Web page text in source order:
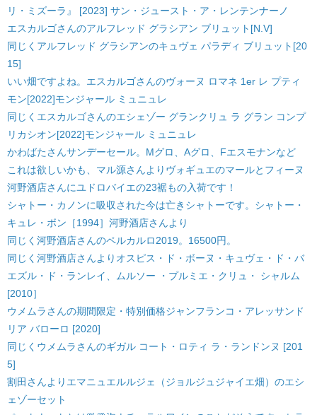
リ・ミズーラ』 [2023] サン・ジュースト・ア・レンテンナーノ
エスカルゴさんのアルフレッド グラシアン ブリュット[N.V]
同じくアルフレッド グラシアンのキュヴェ パラディ ブリュット[20
15]
いい畑ですよね。エスカルゴさんのヴォーヌ ロマネ 1er レ プティ
モン[2022]モンジャール ミュニュレ
同じくエスカルゴさんのエシェゾー グランクリュ ラ グラン コンプ
リカシオン[2022]モンジャール ミュニュレ
かわばたさんサンデーセール。Mグロ、Aグロ、Fエスモナンなど
これは欲しいかも、マル源さんよりヴォギュエのマールとフィーヌ
河野酒店さんにユドロバイエの23裾もの入荷です！
シャトー・カノンに吸収された今は亡きシャトーです。シャトー・
キュレ・ボン［1994］河野酒店さんより
同じく河野酒店さんのペルカルロ2019。16500円。
同じく河野酒店さんよりオスピス・ド・ボーヌ・キュヴェ・ド・バ
エズル・ド・ランレイ、ムルソー ・プルミエ・クリュ・ シャルム
[2010］
ウメムラさんの期間限定・特別価格ジャンフランコ・アレッサンド
リア バローロ [2020]
同じくウメムラさんのギガル コート・ロティ ラ・ランドンヌ [201
5]
割田さんよりエマニュエルルジェ（ジョルジュジャイエ畑）のエシ
ェゾーセット